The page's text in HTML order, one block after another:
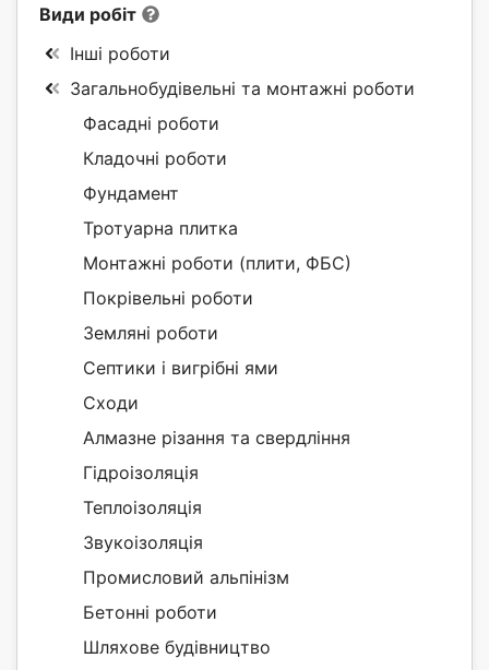
Види робіт
Інші роботи
Загальнобудівельні та монтажні роботи
Фасадні роботи
Кладочні роботи
Фундамент
Тротуарна плитка
Монтажні роботи (плити, ФБС)
Покрівельні роботи
Земляні роботи
Септики і вигрібні ями
Сходи
Алмазне різання та свердління
Гідроізоляція
Теплоізоляція
Звукоізоляція
Промисловий альпінізм
Бетонні роботи
Шляхове будівництво